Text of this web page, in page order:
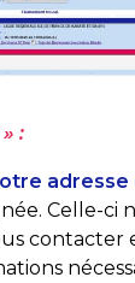
:
adresse
Celle-ci
contacter